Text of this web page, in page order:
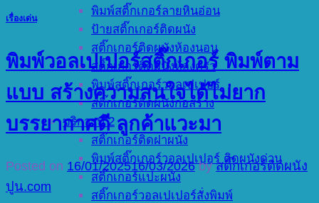
พิมพ์สติ๊กเกอร์ลายหินอ่อน
ป้ายสติ๊กเกอร์ติดผนัง
สติ๊กเกอร์ติดผนังห้องนอน
สติ๊กเกอร์ติดผนังห้องครัว
พิมพ์สติ๊กเกอร์วอลเปเปอร์
สติ๊กเกอร์ติดผนังก่อสร้าง
บริการที่ 2
สติ๊กเกอร์ติดฝาผนัง
พิมพ์สติ๊กเกอร์วอลเปเปอร์ ติดผนังด่วน
สติ๊กเกอร์แปะผนัง
สติ๊กเกอร์วอลเปเปอร์สั่งพิมพ์
เรื่องเด่น
พิมพ์วอลเปเปอร์สติ๊กเกอร์ พิมพ์ตาม
แบบ สร้างความสนใจได้ไม่ยาก
บรรยากาศดี ลูกค้าแวะมา
Posted on 16/01/202516/03/2026 byสติ๊กเกอร์ติดผนัง
ปูน.com